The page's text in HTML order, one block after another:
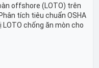
offshore (LOTO) trên
tích tiêu chuẩn OSHA
chống ăn mòn cho